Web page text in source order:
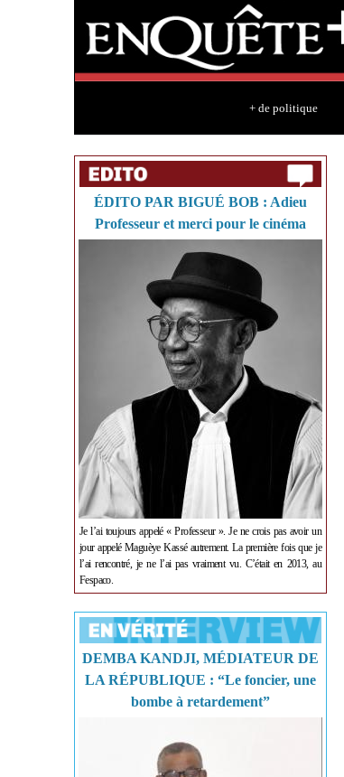
+ de politique
ÉDITO PAR BIGUÉ BOB : Adieu
Professeur et merci pour le cinéma
Je l’ai toujours appelé « Professeur ». Je ne crois pas avoir un
jour appelé Maguèye Kassé autrement. La première fois que je
l’ai rencontré, je ne l’ai pas vraiment vu. C’était en 2013, au
Fespaco.
DEMBA KANDJI, MÉDIATEUR DE
LA RÉPUBLIQUE : “Le foncier, une
bombe à retardement”